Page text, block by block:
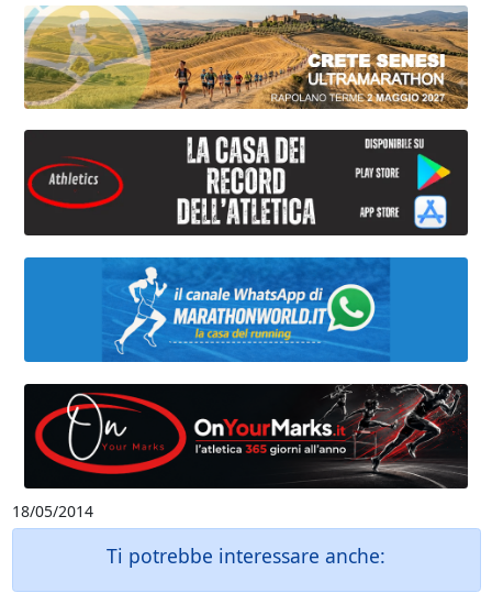
18/05/2014
Ti potrebbe interessare anche: